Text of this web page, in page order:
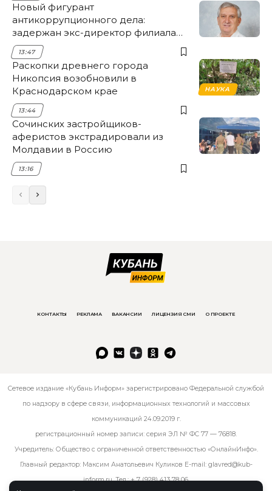
Новый фигурант
антикоррупционного дела:
задержан экс-директор филиала
НЭСК Крымска
13:47
НАУКА
Раскопки древнего города
Никопсия возобновили в
Краснодарском крае
13:44
Сочинских застройщиков-
аферистов экстрадировали из
Молдавии в Россию
13:16
КОНТАКТЫ РЕКЛАМА ВАКАНСИИ ЛИЦЕНЗИЯ СМИ О ПРОЕКТЕ
Сетевое издание «Кубань Информ» зарегистрировано Федеральной службой
по надзору в сфере связи, информационных технологий и массовых
коммуникаций 24.09.2019 г.
регистрационный номер записи: серия ЭЛ № ФС 77 — 76818.
Учредитель: Общество с ограниченной ответственностью «ОнлайнИнфо».
Главный редактор: Максим Анатольевич Куликов E-mail: glavred@kub-
inform.ru. Тел.:+ 7 (928) 413 78 06.